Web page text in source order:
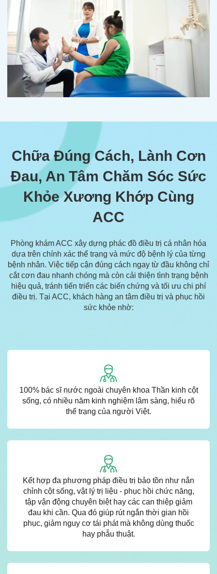
Chữa Đúng Cách, Lành Cơn
Đau, An Tâm Chăm Sóc Sức
Khỏe Xương Khớp Cùng
ACC
Phòng khám ACC xây dựng phác đồ điều trị cá nhân hóa
dựa trên chính xác thể trạng và mức độ bệnh lý của từng
bệnh nhân. Việc tiếp cận đúng cách ngay từ đầu không chỉ
cắt cơn đau nhanh chóng mà còn cải thiện tình trạng bệnh
hiệu quả, tránh tiến triển các biến chứng và tối ưu chi phí
điều trị. Tại ACC, khách hàng an tâm điều trị và phục hồi
sức khỏe nhờ:
100% bác sĩ nước ngoài chuyên khoa Thần kinh cột
sống, có nhiều năm kinh nghiệm lâm sàng, hiểu rõ
thể trạng của người Việt.
Kết hợp đa phương pháp điều trị bảo tồn như nắn
chỉnh cột sống, vật lý trị liệu - phục hồi chức năng,
tập vận động chuyên biệt hay các can thiệp giảm
đau khi cần. Qua đó giúp rút ngắn thời gian hồi
phục, giảm nguy cơ tái phát mà không dùng thuốc
hay phẫu thuật.